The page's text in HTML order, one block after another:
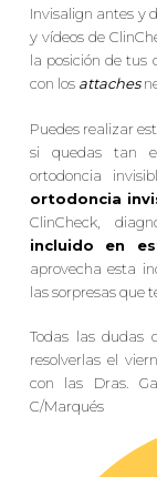
Invisalign antes y
y vídeos de
la posición de tus
con los attaches
Puedes realizar
si quedas tan
ortodoncia
ortodoncia
ClinCheck,
incluido en
aprovecha esta
las sorpresas que
Todas las dudas
resolverlas el
con las Dras.
C/